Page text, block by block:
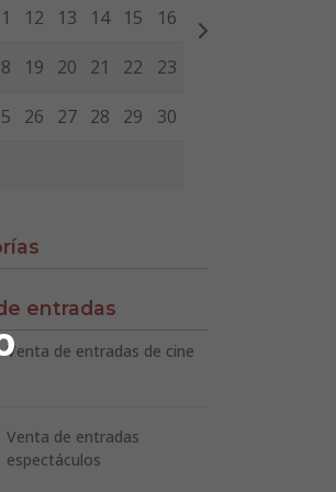
12 13 14 15 16
19 20 21 22 23
26 27 28 29 30
entradas
Venta de entradas de cine
Venta de entradas
espectáculos